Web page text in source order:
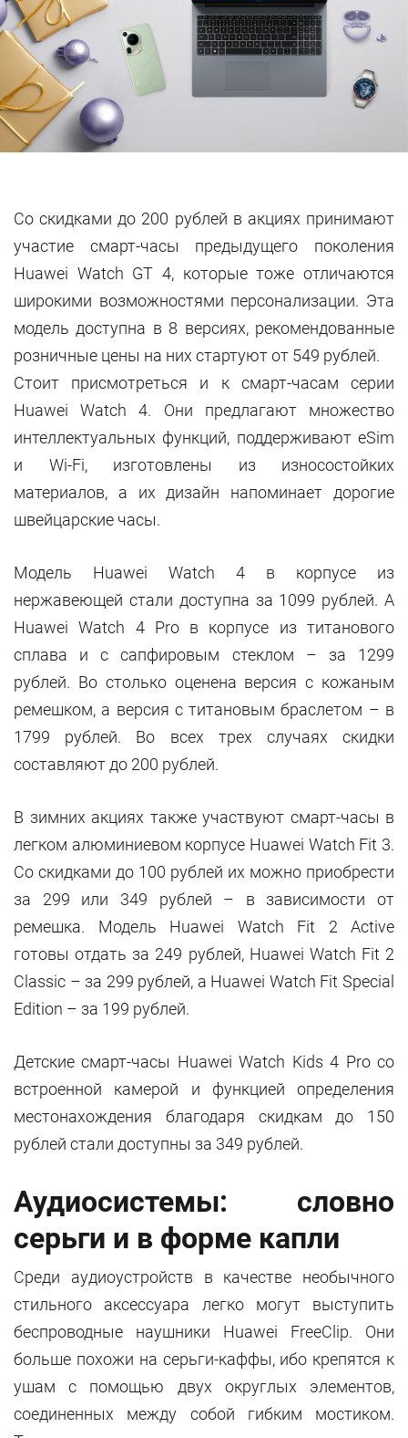
Со скидками до 200 рублей в акциях принимают
участие смарт-часы предыдущего поколения
Huawei Watch GT 4, которые тоже отличаются
широкими возможностями персонализации. Эта
модель доступна в 8 версиях, рекомендованные
розничные цены на них стартуют от 549 рублей.
Стоит присмотреться и к смарт-часам серии
Huawei Watch 4. Они предлагают множество
интеллектуальных функций, поддерживают eSim
и Wi-Fi, изготовлены из износостойких
материалов, а их дизайн напоминает дорогие
швейцарские часы.
Модель Huawei Watch 4 в корпусе из
нержавеющей стали доступна за 1099 рублей. А
Huawei Watch 4 Pro в корпусе из титанового
сплава и с сапфировым стеклом – за 1299
рублей. Во столько оценена версия с кожаным
ремешком, а версия с титановым браслетом – в
1799 рублей. Во всех трех случаях скидки
составляют до 200 рублей.
В зимних акциях также участвуют смарт-часы в
легком алюминиевом корпусе Huawei Watch Fit 3.
Со скидками до 100 рублей их можно приобрести
за 299 или 349 рублей – в зависимости от
ремешка. Модель Huawei Watch Fit 2 Active
готовы отдать за 249 рублей, Huawei Watch Fit 2
Classic – за 299 рублей, а Huawei Watch Fit Special
Edition – за 199 рублей.
Детские смарт-часы Huawei Watch Kids 4 Pro со
встроенной камерой и функцией определения
местонахождения благодаря скидкам до 150
рублей стали доступны за 349 рублей.
Аудиосистемы: словно
серьги и в форме капли
Среди аудиоустройств в качестве необычного
стильного аксессуара легко могут выступить
беспроводные наушники Huawei FreeClip. Они
больше похожи на серьги-каффы, ибо крепятся к
ушам с помощью двух округлых элементов,
соединенных между собой гибким мостиком.